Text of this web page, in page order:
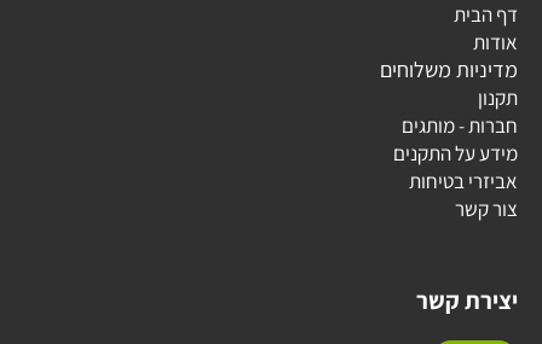
דף הבית
אודות
מדיניות משלוחים
תקנון
חברות - מותגים
מידע על התקנים
אביזרי בטיחות
צור קשר
יצירת קשר